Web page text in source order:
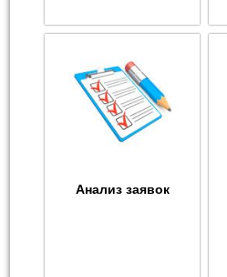
Анализ заявок